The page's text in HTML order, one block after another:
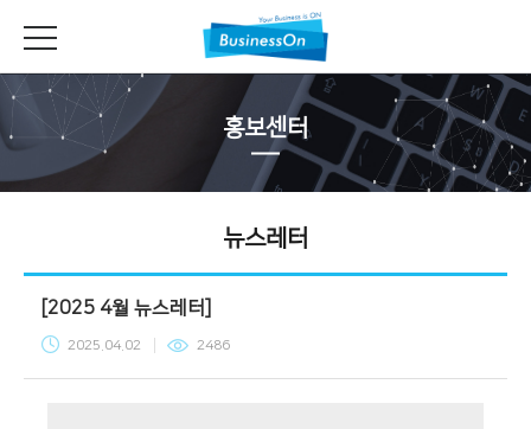
홍보센터
뉴스레터
[2025 4월 뉴스레터]
2025.04.02 2486